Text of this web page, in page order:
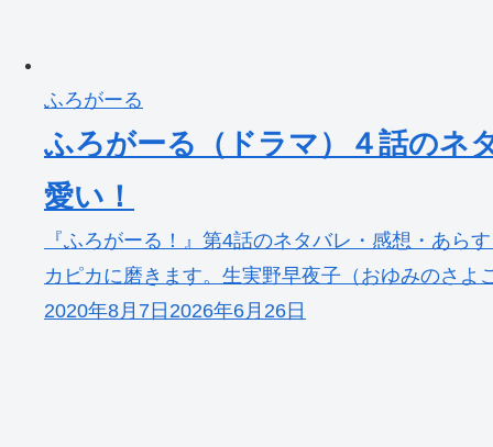
ふろがーる
ふろがーる（ドラマ）４話のネ
愛い！
『ふろがーる！』第4話のネタバレ・感想・あら
カピカに磨きます。生実野早夜子（おゆみのさ
2020年8月7日 2026年6月26日